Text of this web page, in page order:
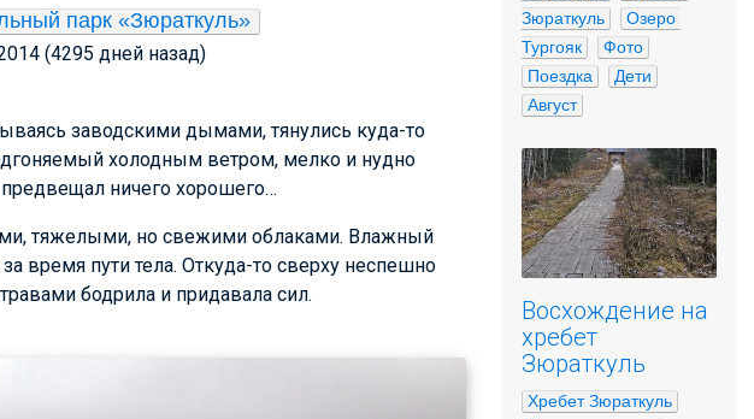
парк «Зюраткуль»
(4295 дней назад)
заводскими дымами, тянулись куда-то
холодным ветром, мелко и нудно
ничего хорошего…
тяжелыми, но свежими облаками. Влажный
время пути тела. Откуда-то сверху неспешно
бодрила и придавала сил.
Зюраткуль
Озеро
Тургояк
Фото
Поездка
Дети
Август
Восхождение на
хребет
Зюраткуль
Хребет Зюраткуль